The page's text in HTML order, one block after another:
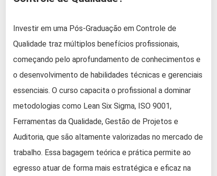
Investir em uma Pós-Graduação em Controle de
Qualidade traz múltiplos benefícios profissionais,
começando pelo aprofundamento de conhecimentos e
o desenvolvimento de habilidades técnicas e gerenciais
essenciais. O curso capacita o profissional a dominar
metodologias como Lean Six Sigma, ISO 9001,
Ferramentas da Qualidade, Gestão de Projetos e
Auditoria, que são altamente valorizadas no mercado de
trabalho. Essa bagagem teórica e prática permite ao
egresso atuar de forma mais estratégica e eficaz na